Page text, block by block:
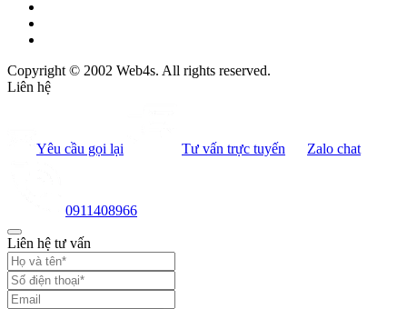
Copyright © 2002 Web4s. All rights reserved.
Liên hệ
Yêu cầu gọi lại Tư vấn trực tuyến Zalo chat
0911408966
Liên hệ tư vấn